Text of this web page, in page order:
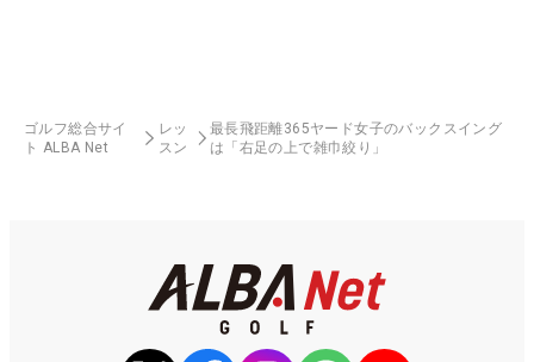
ゴルフ総合サイ
ト ALBA Net
レッ
スン
最長飛距離365ヤード女子のバックスイング
は「右足の上で雑巾絞り」